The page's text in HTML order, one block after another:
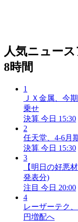
人気ニュー
8時間
1
ＪＸ金属、今
乗せ
決算 今日 15:30
2
任天堂、4-6月
決算 今日 15:30
3
【明日の好悪
発表分)
注目 今日 20:00
4
レーザーテク
円増配へ